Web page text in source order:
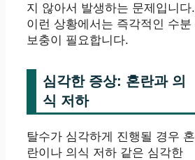
지 않아서 발생하는 문제입니다.
이런 상황에서는 즉각적인 수분
보충이 필요합니다.
심각한 증상: 혼란과 의
식 저하
탈수가 심각하게 진행될 경우 혼
란이나 의식 저하 같은 심각한